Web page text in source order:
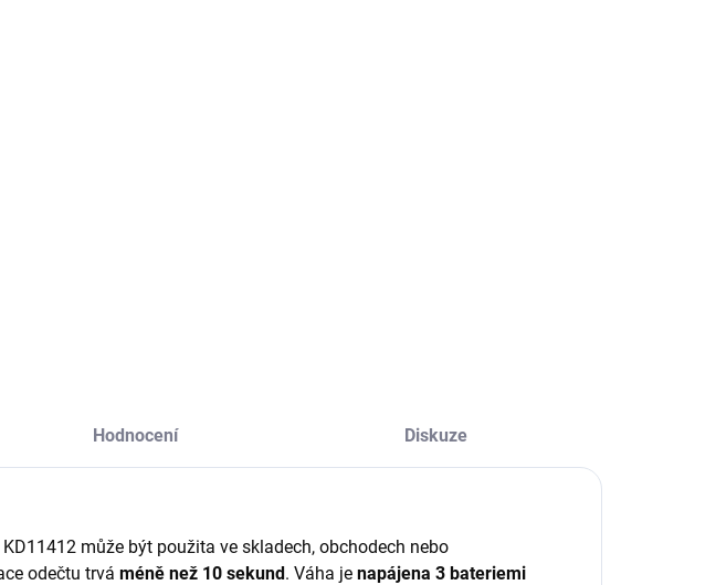
Hodnocení Diskuze
může být použita ve skladech, obchodech nebo
odečtu trvá méně než 10 sekund. Váha je napájena 3 bateriemi